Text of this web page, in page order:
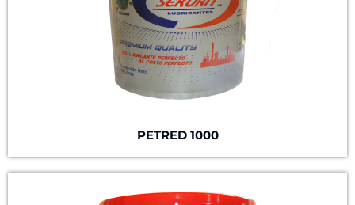
PETRED 1000